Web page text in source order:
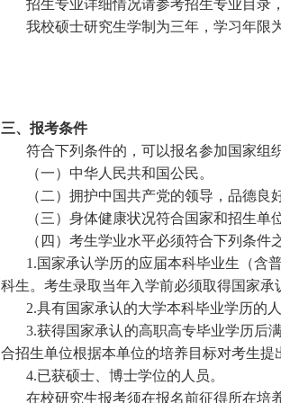
招生专业详细情况请参考招生专业目录
我校硕士研究生学制为三年，学习年限
三、报考条件
符合下列条件的，可以报名参加国家组
（一）中华人民共和国公民。
（二）拥护中国共产党的领导，品德良
（三）身体健康状况符合国家和招生单
（四）考生学业水平必须符合下列条件
1.国家承认学历的应届本科毕业生（含
科生。考生录取当年入学前必须取得国家承
2.具有国家承认的大学本科毕业学历的
3.获得国家承认的高职高专毕业学历后
合招生单位根据本单位的培养目标对考生
4.已获硕士、博士学位的人员。
在校研究生报考须在报名前征得所在培